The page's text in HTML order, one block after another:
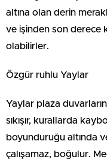
altına olan derin
ve işinden son derece
olabilirler.
Özgür ruhlu Yaylar
Yaylar plaza
sıkışır, kurallarda
boyunduruğu altında
çalışamaz, boğulur.